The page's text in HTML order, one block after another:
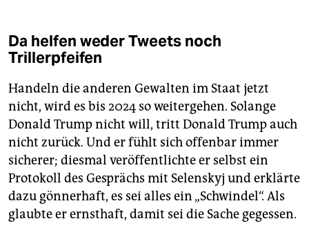
Da helfen weder Tweets noch
Trillerpfeifen
Handeln die anderen Gewalten im Staat jetzt
nicht, wird es bis 2024 so weitergehen. Solange
Donald Trump nicht will, tritt Donald Trump auch
nicht zurück. Und er fühlt sich offenbar immer
sicherer; diesmal veröffentlichte er selbst ein
Protokoll des Gesprächs mit Selenskyj und erklärte
dazu gönnerhaft, es sei alles ein „Schwindel“. Als
glaubte er ernsthaft, damit sei die Sache gegessen.